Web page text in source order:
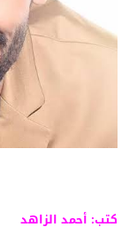
كتب: أحمد الزاهد